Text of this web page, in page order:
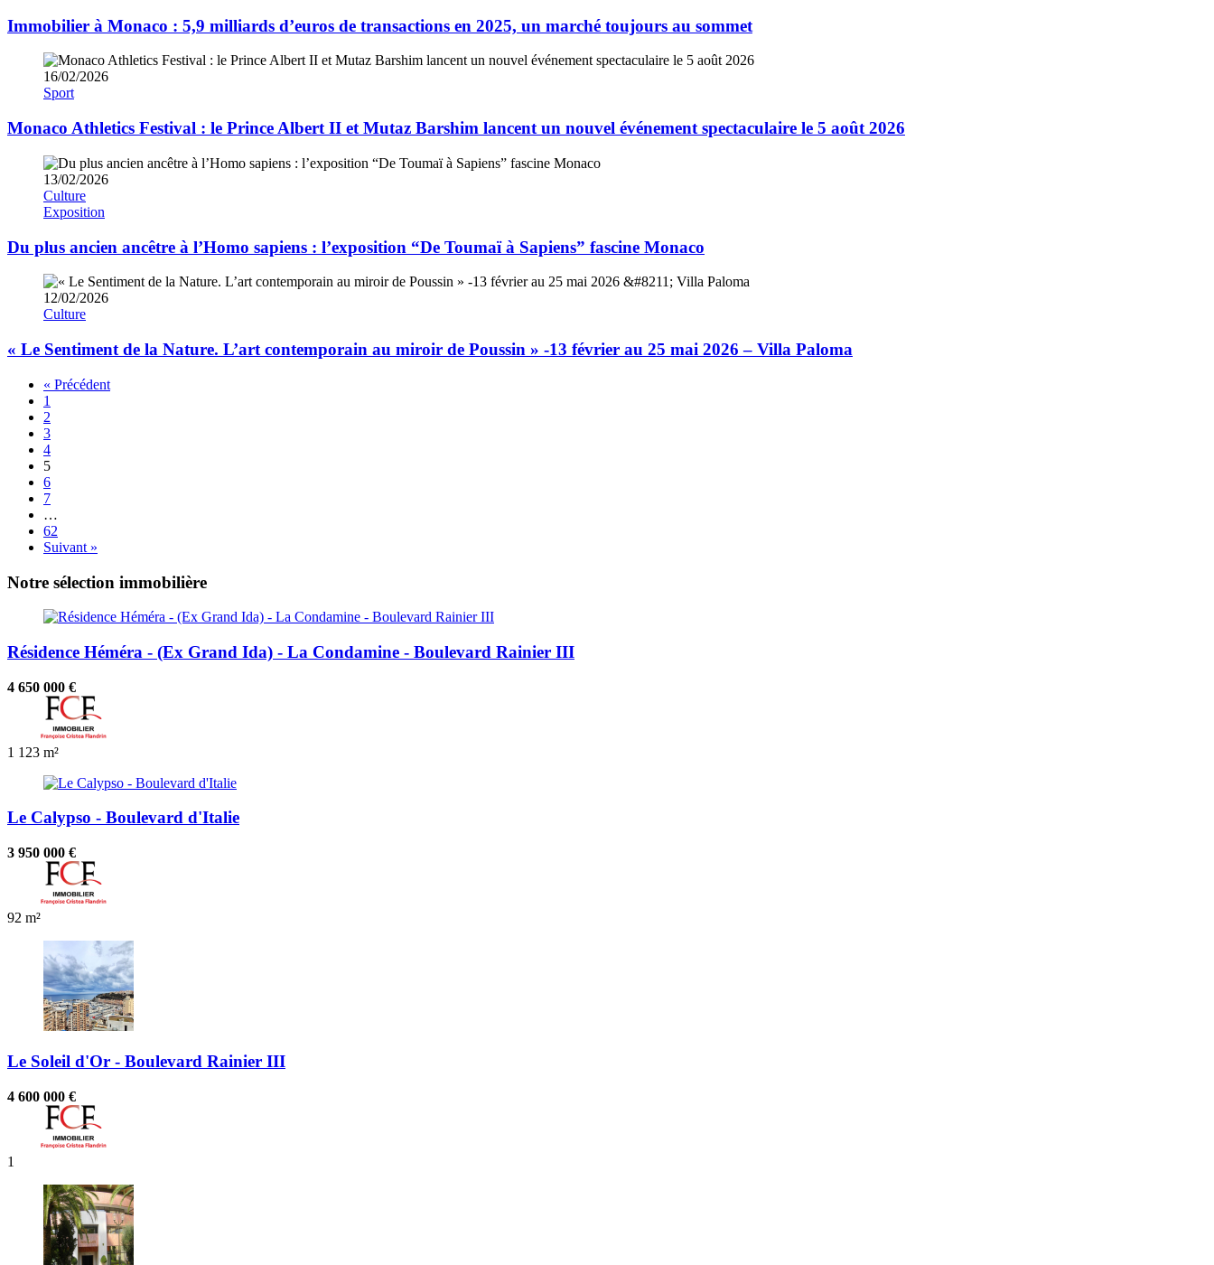
Immobilier à Monaco : 5,9 milliards d’euros de transactions en 2025, un marché toujours au sommet
16/02/2026
Sport
Monaco Athletics Festival : le Prince Albert II et Mutaz Barshim lancent un nouvel événement spectaculaire le 5 août 2026
13/02/2026
Culture
Exposition
Du plus ancien ancêtre à l’Homo sapiens : l’exposition “De Toumaï à Sapiens” fascine Monaco
12/02/2026
Culture
« Le Sentiment de la Nature. L’art contemporain au miroir de Poussin » -13 février au 25 mai 2026 – Villa Paloma
« Précédent
1
2
3
4
5
6
7
…
62
Suivant »
Notre sélection immobilière
Résidence Héméra - (Ex Grand Ida) - La Condamine - Boulevard Rainier III
4 650 000 €
1 123 m²
Le Calypso - Boulevard d'Italie
3 950 000 €
92 m²
Le Soleil d'Or - Boulevard Rainier III
4 600 000 €
1